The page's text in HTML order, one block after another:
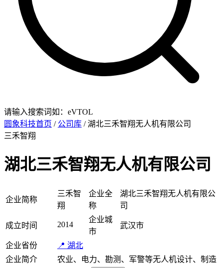
请输入搜索词如：eVTOL
圆象科技首页 / 公司库 / 湖北三禾智翔无人机有限公司
三禾智翔
湖北三禾智翔无人机有限公司
企业简称
三禾智
翔
企业全
称
湖北三禾智翔无人机有限公
司
成立时间 2014
企业城
市
武汉市
企业省份
📍 湖北
企业简介
农业、电力、勘测、军警等无人机设计、制造